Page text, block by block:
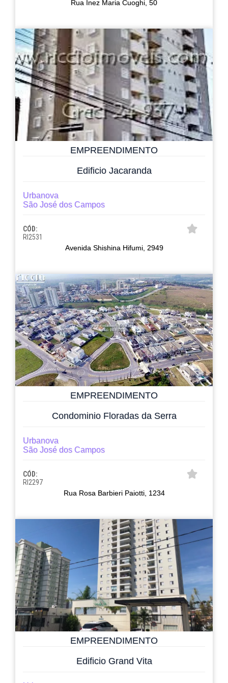
Rua Inez Maria Cuoghi, 50
EMPREENDIMENTO
Edificio Jacaranda
Urbanova
São José dos Campos
CÓD:
RI2531
Avenida Shishina Hifumi, 2949
EMPREENDIMENTO
Condominio Floradas da Serra
Urbanova
São José dos Campos
CÓD:
RI2297
Rua Rosa Barbieri Paiotti, 1234
EMPREENDIMENTO
Edificio Grand Vita